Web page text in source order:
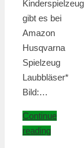
Kinderspielzeug
gibt es bei
Amazon
Husqvarna
Spielzeug
Laubbläser*
Bild:…
Continue
reading